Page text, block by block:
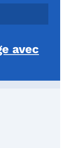
avec